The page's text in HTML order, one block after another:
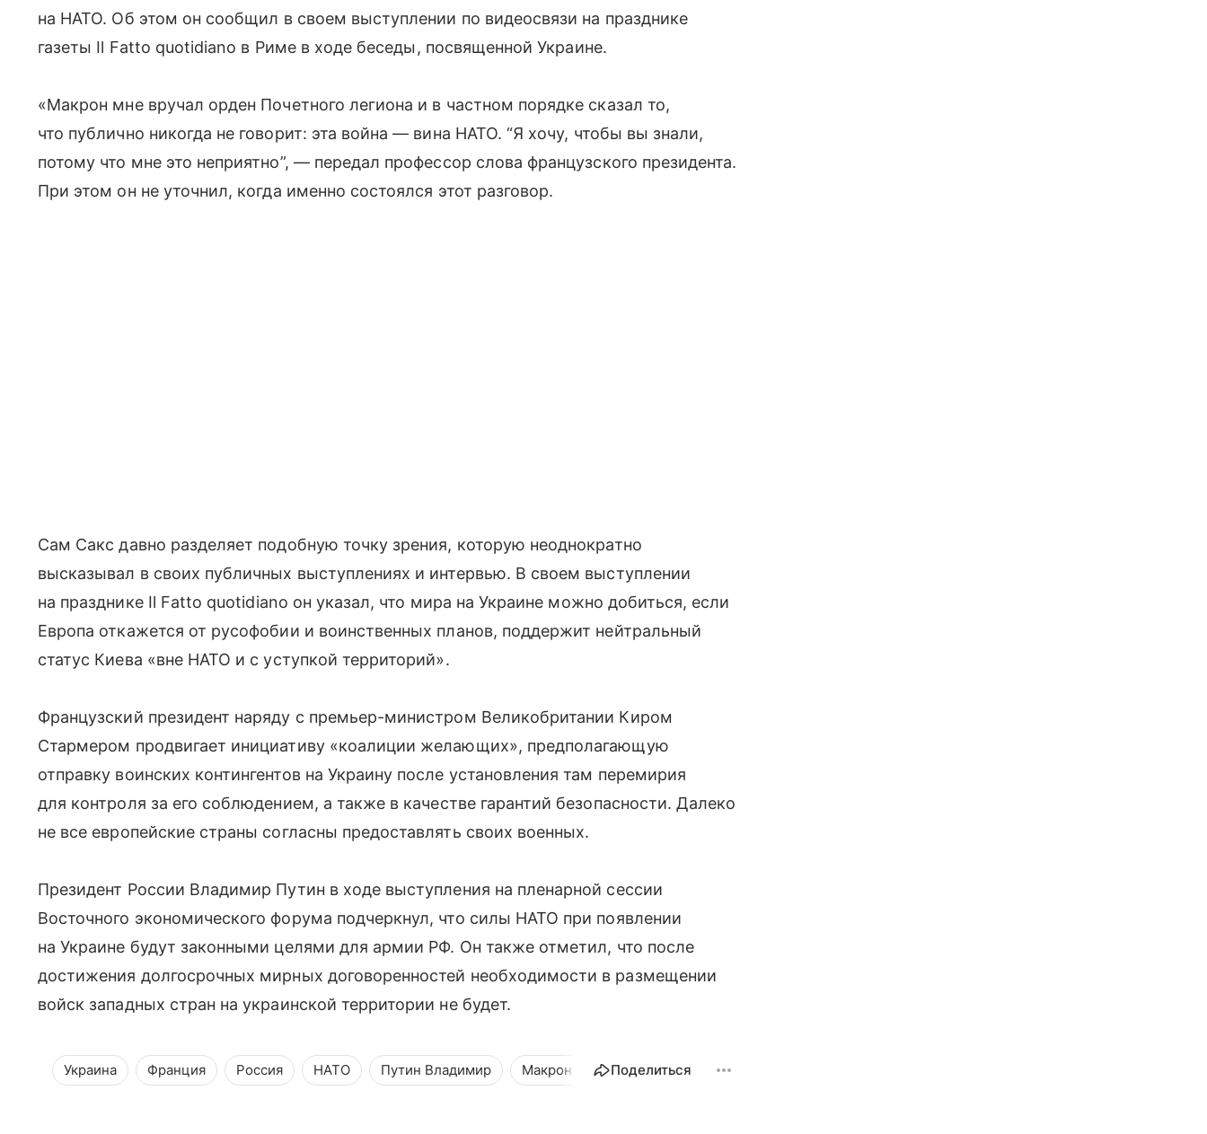
на НАТО. Об этом он сообщил в своем выступлении по видеосвязи на празднике
газеты Il Fatto quotidiano в Риме в ходе беседы, посвященной Украине.
«Макрон мне вручал орден Почетного легиона и в частном порядке сказал то,
что публично никогда не говорит: эта война — вина НАТО. “Я хочу, чтобы вы знали,
потому что мне это неприятно”, — передал профессор слова французского президента.
При этом он не уточнил, когда именно состоялся этот разговор.
Сам Сакс давно разделяет подобную точку зрения, которую неоднократно
высказывал в своих публичных выступлениях и интервью. В своем выступлении
на празднике Il Fatto quotidiano он указал, что мира на Украине можно добиться, если
Европа откажется от русофобии и воинственных планов, поддержит нейтральный
статус Киева «вне НАТО и с уступкой территорий».
Французский президент наряду с премьер-министром Великобритании Киром
Стармером продвигает инициативу «коалиции желающих», предполагающую
отправку воинских контингентов на Украину после установления там перемирия
для контроля за его соблюдением, а также в качестве гарантий безопасности. Далеко
не все европейские страны согласны предоставлять своих военных.
Президент России Владимир Путин в ходе выступления на пленарной сессии
Восточного экономического форума подчеркнул, что силы НАТО при появлении
на Украине будут законными целями для армии РФ. Он также отметил, что после
достижения долгосрочных мирных договоренностей необходимости в размещении
войск западных стран на украинской территории не будет.
Украина Франция Россия НАТО Путин Владимир Макрон Эмманюэль Новости
Поделиться